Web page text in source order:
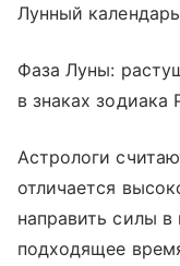
Лунный
Фаза Луны:
в знаках зодиака
Астрологи
отличается
направить силы в
подходящее